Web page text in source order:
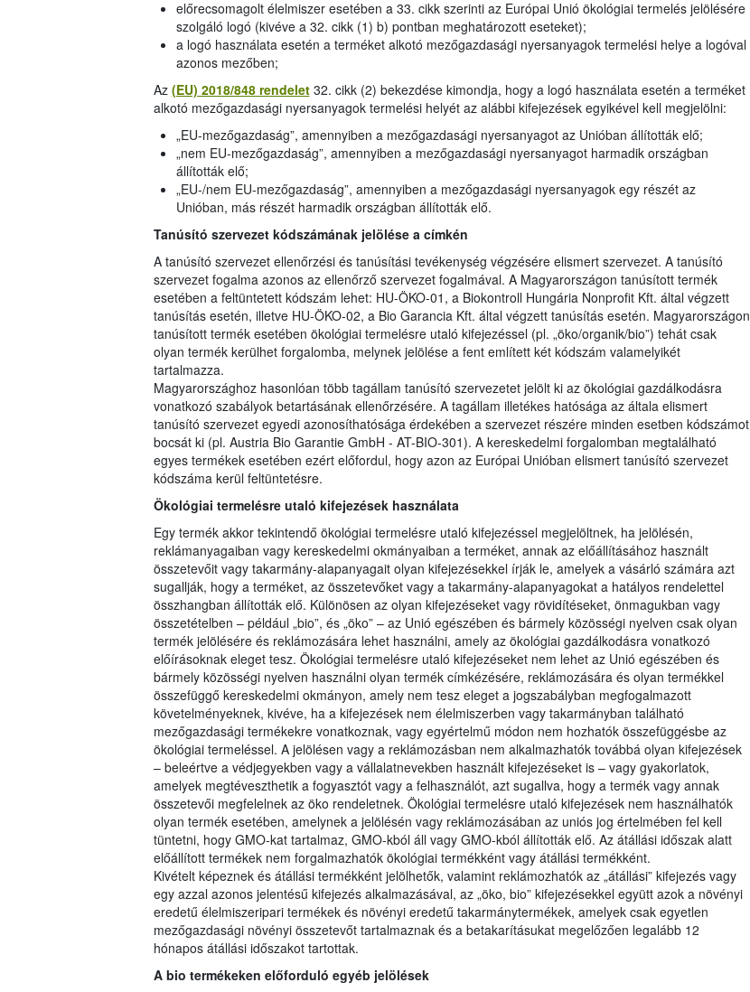
előrecsomagolt élelmiszer esetében a 33. cikk szerinti az Európai Unió ökológiai termelés jelölésére
szolgáló logó (kivéve a 32. cikk (1) b) pontban meghatározott eseteket);
a logó használata esetén a terméket alkotó mezőgazdasági nyersanyagok termelési helye a logóval
azonos mezőben;
Az (EU) 2018/848 rendelet32. cikk (2) bekezdése kimondja, hogy a logó használata esetén a terméket
alkotó mezőgazdasági nyersanyagok termelési helyét az alábbi kifejezések egyikével kell megjelölni:
„EU-mezőgazdaság”, amennyiben a mezőgazdasági nyersanyagot az Unióban állították elő;
„nem EU-mezőgazdaság”, amennyiben a mezőgazdasági nyersanyagot harmadik országban
állították elő;
„EU-/nem EU-mezőgazdaság”, amennyiben a mezőgazdasági nyersanyagok egy részét az
Unióban, más részét harmadik országban állították elő.
Tanúsító szervezet kódszámának jelölése a címkén
A tanúsító szervezet ellenőrzési és tanúsítási tevékenység végzésére elismert szervezet. A tanúsító
szervezet fogalma azonos az ellenőrző szervezet fogalmával. A Magyarországon tanúsított termék
esetében a feltüntetett kódszám lehet: HU-ÖKO-01, a Biokontroll Hungária Nonprofit Kft. által végzett
tanúsítás esetén, illetve HU-ÖKO-02, a Bio Garancia Kft. által végzett tanúsítás esetén. Magyarországon
tanúsított termék esetében ökológiai termelésre utaló kifejezéssel (pl. „öko/organik/bio”) tehát csak
olyan termék kerülhet forgalomba, melynek jelölése a fent említett két kódszám valamelyikét
tartalmazza.
Magyarországhoz hasonlóan több tagállam tanúsító szervezetet jelölt ki az ökológiai gazdálkodásra
vonatkozó szabályok betartásának ellenőrzésére. A tagállam illetékes hatósága az általa elismert
tanúsító szervezet egyedi azonosíthatósága érdekében a szervezet részére minden esetben kódszámot
bocsát ki (pl. Austria Bio Garantie GmbH - AT-BIO-301). A kereskedelmi forgalomban megtalálható
egyes termékek esetében ezért előfordul, hogy azon az Európai Unióban elismert tanúsító szervezet
kódszáma kerül feltüntetésre.
Ökológiai termelésre utaló kifejezések használata
Egy termék akkor tekintendő ökológiai termelésre utaló kifejezéssel megjelöltnek, ha jelölésén,
reklámanyagaiban vagy kereskedelmi okmányaiban a terméket, annak az előállításához használt
összetevőit vagy takarmány-alapanyagait olyan kifejezésekkel írják le, amelyek a vásárló számára azt
sugallják, hogy a terméket, az összetevőket vagy a takarmány-alapanyagokat a hatályos rendelettel
összhangban állították elő. Különösen az olyan kifejezéseket vagy rövidítéseket, önmagukban vagy
összetételben – például „bio”, és „öko” – az Unió egészében és bármely közösségi nyelven csak olyan
termék jelölésére és reklámozására lehet használni, amely az ökológiai gazdálkodásra vonatkozó
előírásoknak eleget tesz. Ökológiai termelésre utaló kifejezéseket nem lehet az Unió egészében és
bármely közösségi nyelven használni olyan termék címkézésére, reklámozására és olyan termékkel
összefüggő kereskedelmi okmányon, amely nem tesz eleget a jogszabályban megfogalmazott
követelményeknek, kivéve, ha a kifejezések nem élelmiszerben vagy takarmányban található
mezőgazdasági termékekre vonatkoznak, vagy egyértelmű módon nem hozhatók összefüggésbe az
ökológiai termeléssel. A jelölésen vagy a reklámozásban nem alkalmazhatók továbbá olyan kifejezések
– beleértve a védjegyekben vagy a vállalatnevekben használt kifejezéseket is – vagy gyakorlatok,
amelyek megtéveszthetik a fogyasztót vagy a felhasználót, azt sugallva, hogy a termék vagy annak
összetevői megfelelnek az öko rendeletnek. Ökológiai termelésre utaló kifejezések nem használhatók
olyan termék esetében, amelynek a jelölésén vagy reklámozásában az uniós jog értelmében fel kell
tüntetni, hogy GMO-kat tartalmaz, GMO-kból áll vagy GMO-kból állították elő. Az átállási időszak alatt
előállított termékek nem forgalmazhatók ökológiai termékként vagy átállási termékként.
Kivételt képeznek és átállási termékként jelölhetők, valamint reklámozhatók az „átállási” kifejezés vagy
egy azzal azonos jelentésű kifejezés alkalmazásával, az „öko, bio” kifejezésekkel együtt azok a növényi
eredetű élelmiszeripari termékek és növényi eredetű takarmánytermékek, amelyek csak egyetlen
mezőgazdasági növényi összetevőt tartalmaznak és a betakarításukat megelőzően legalább 12
hónapos átállási időszakot tartottak.
A bio termékeken előforduló egyéb jelölések